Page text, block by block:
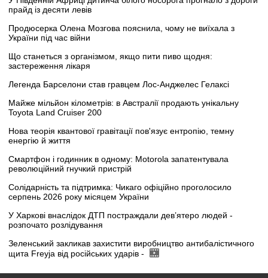
прайд із десяти левів
Продюсерка Олена Мозгова пояснила, чому не виїхала з
України під час війни
Що станеться з організмом, якщо пити пиво щодня:
застереження лікаря
Легенда Барселони став гравцем Лос-Анджелес Гелаксі
Майже мільйон кілометрів: в Австралії продають унікальну
Toyota Land Cruiser 200
Нова теорія квантової гравітації пов'язує ентропію, темну
енергію й життя
Смартфон і годинник в одному: Motorola запатентувала
революційний гнучкий пристрій
Солідарність та підтримка: Чикаго офіційно проголосило
серпень 2026 року місяцем України
У Харкові внаслідок ДТП постраждали дев’ятеро людей -
розпочато розлідування
Зеленський закликав захистити виробництво антибалістичного
щита Freyja від російських ударів -